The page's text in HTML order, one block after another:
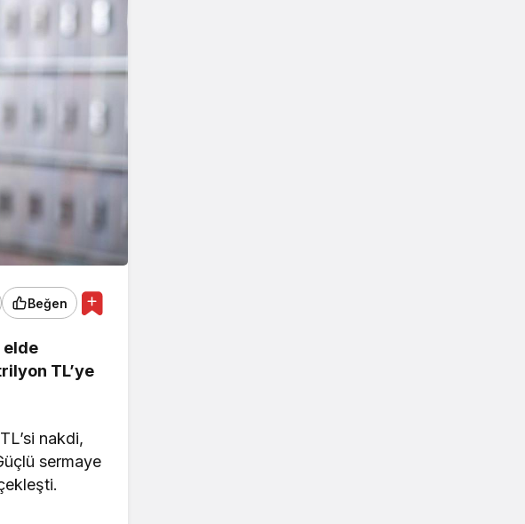
Beğen
elde
TL’ye
nakdi,
sermaye